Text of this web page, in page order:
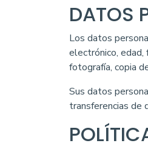
DATOS
Los datos
electrónico, edad,
fotografía, copia
Sus datos
transferencias de